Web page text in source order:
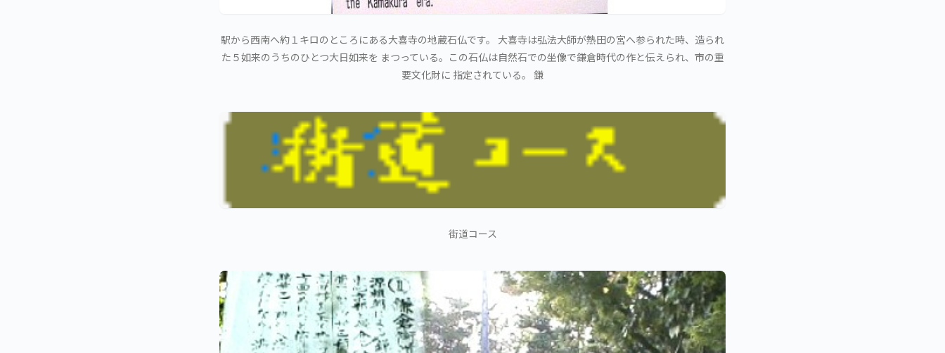
駅から西南へ約１キロのところにある大喜寺の地蔵石仏です。 大喜寺は弘法大師が熱田の宮へ参られた時、造られ
た５如来のうちのひとつ大日如来を まつっている。この石仏は自然石での坐像で鎌倉時代の作と伝えられ、市の重
要文化財に 指定されている。 鎌
街道コース